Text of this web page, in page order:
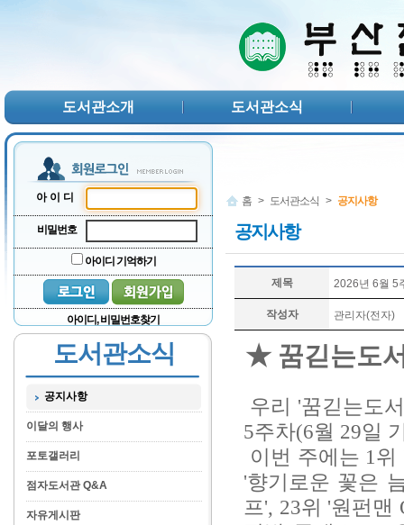
도서관소개 도서관소식
아이디
비밀번호
아이디 기억하기
아이디, 비밀번호찾기
도서관소식
공지사항
이달의 행사
포토갤러리
점자도서관 Q&A
자유게시판
홈 > 도서관소식 > 공지사항
공지사항
제목 2026년 6월 5
작성자 관리자(전자)
★ 꿈긷는도
우리 '꿈긷는도
5주차(6월 29일
이번 주에는 1
'향기로운 꽃은
프', 23위 '원펀맨